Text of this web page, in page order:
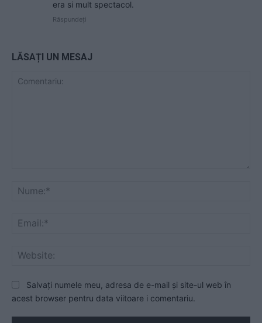
era si mult spectacol.
Răspundeți
LĂSAȚI UN MESAJ
Salvați numele meu, adresa de e-mail și site-ul web în
acest browser pentru data viitoare i comentariu.